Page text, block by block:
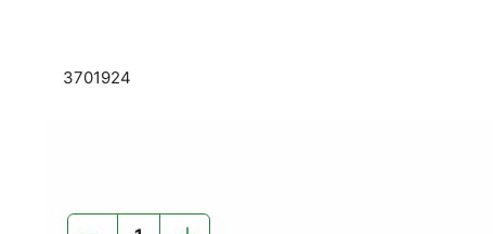
3701924